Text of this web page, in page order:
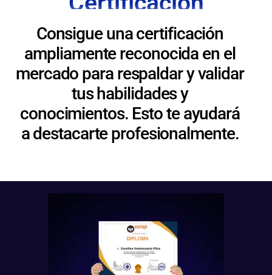
Consigue una certificación
ampliamente reconocida en el
mercado para respaldar y validar
tus habilidades y
conocimientos. Esto te ayudará
a destacarte profesionalmente.